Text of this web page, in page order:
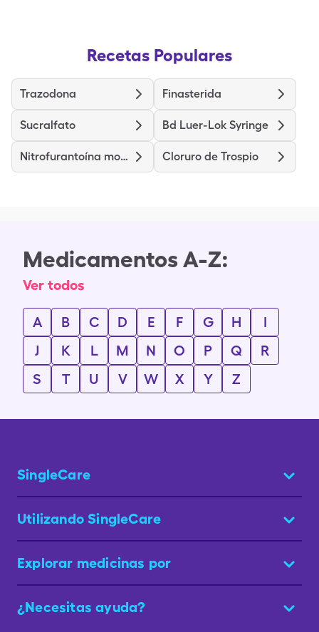
Recetas Populares
Trazodona Finasterida
Sucralfato Bd Luer-Lok Syringe
Nitrofurantoína monohidrato macrocristales Cloruro de Trospio
Medicamentos A-Z:
Ver todos
A B C D E F G H
I
J
K L M N O P Q
R
S
T U V W X Y Z
SingleCare
Utilizando SingleCare
Explorar medicinas por
¿Necesitas ayuda?